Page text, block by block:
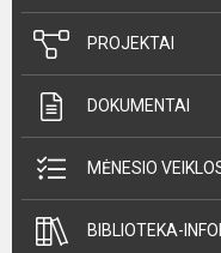
PROJEKTAI
DOKUMENTAI
MĖNESIO
BIBLIOTEKA-